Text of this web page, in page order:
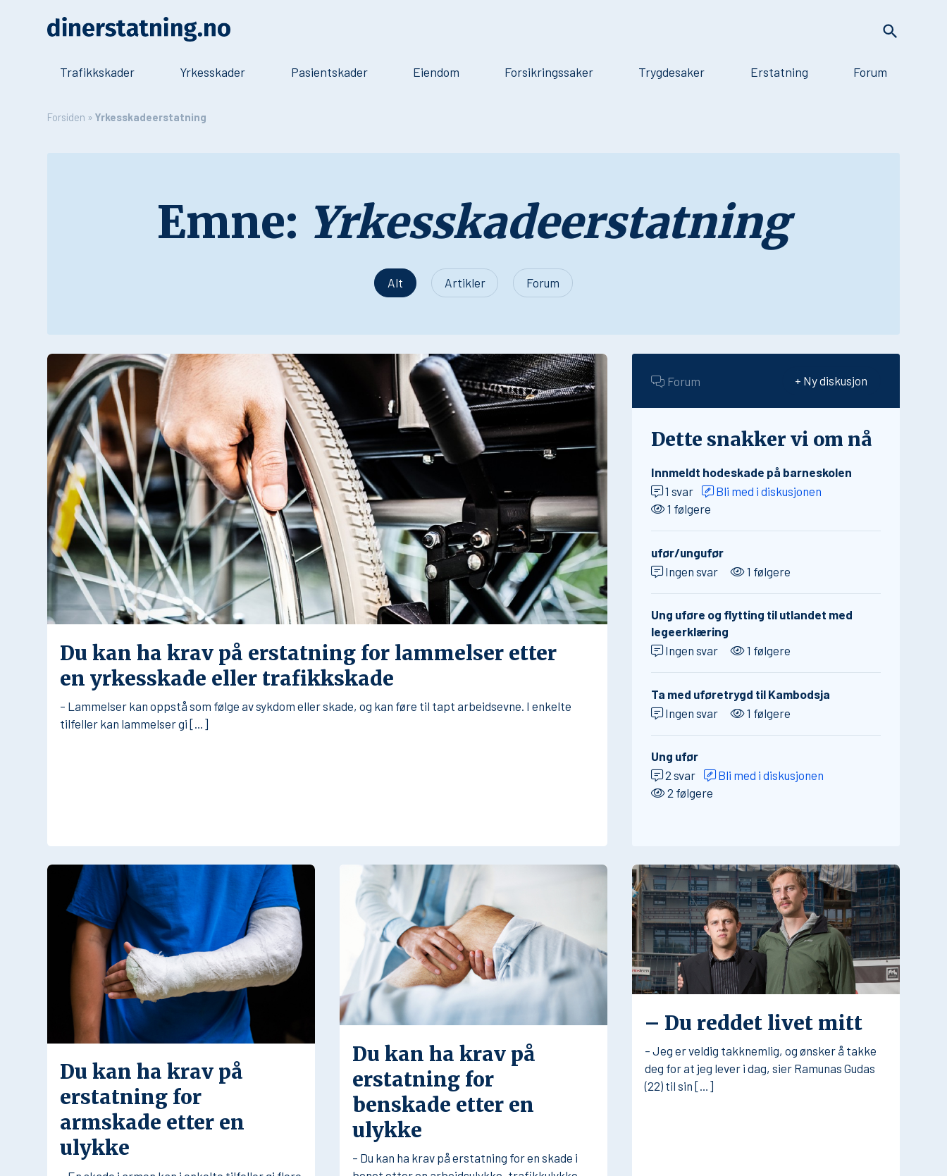
Trafikkskader Yrkesskader Pasientskader Eiendom Forsikringssaker Trygdesaker Erstatning Forum
Forsiden »Yrkesskadeerstatning
Emne: Yrkesskadeerstatning
Alt Artikler Forum
Du kan ha krav på erstatning for lammelser etter
en yrkesskade eller trafikkskade
– Lammelser kan oppstå som følge av sykdom eller skade, og kan føre til tapt arbeidsevne. I enkelte
tilfeller kan lammelser gi […]
Forum + Ny diskusjon
Dette snakker vi om nå
Innmeldt hodeskade på barneskolen
1 svar
Bli med i diskusjonen
1 følgere
ufør/ungufør
Ingen svar
1 følgere
Ung uføre og flytting til utlandet med
legeerklæring
Ingen svar
1 følgere
Ta med uføretrygd til Kambodsja
Ingen svar
1 følgere
Ung ufør
2 svar
Bli med i diskusjonen
2 følgere
Du kan ha krav på
erstatning for
armskade etter en
ulykke
Du kan ha krav på
erstatning for
benskade etter en
ulykke
– Du kan ha krav på erstatning for en skade i
– Du reddet livet mitt
– Jeg er veldig takknemlig, og ønsker å takke
deg for at jeg lever i dag, sier Ramunas Gudas
(22) til sin […]